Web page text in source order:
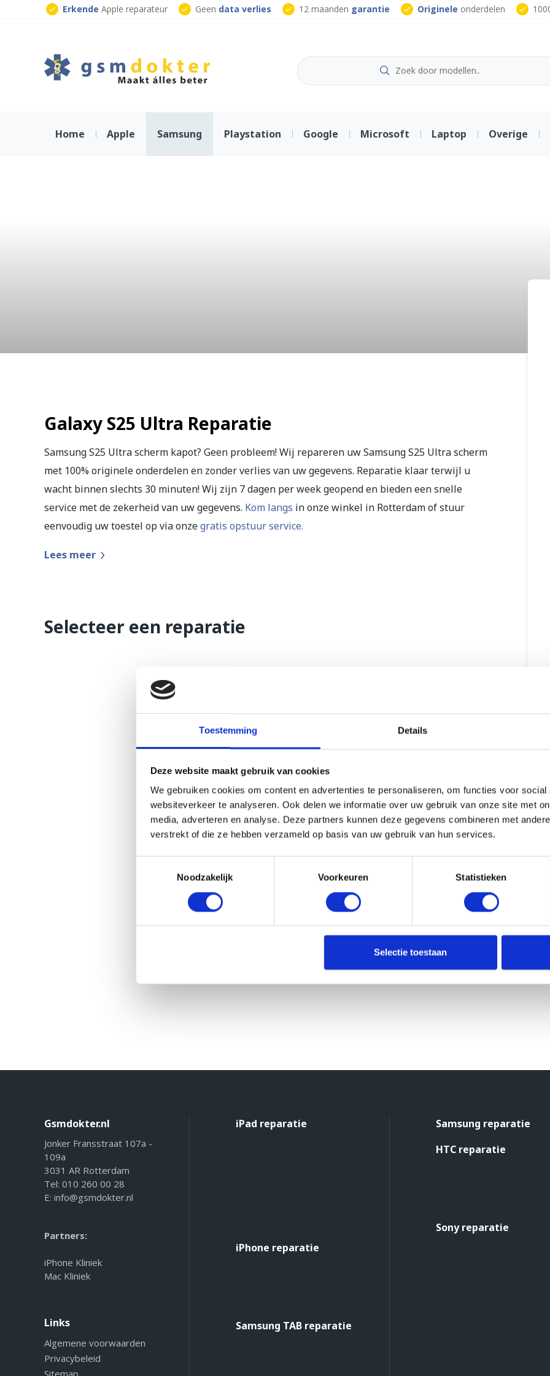
Toestemming Details
Deze website maakt gebruik van cookies
We gebruiken cookies om content en advertenties te personaliseren, om functies voor social
websiteverkeer te analyseren. Ook delen we informatie over uw gebruik van onze site met
media, adverteren en analyse. Deze partners kunnen deze gegevens combineren met
verstrekt of die ze hebben verzameld op basis van uw gebruik van hun services.
Noodzakelijk
Voorkeuren Statistieken
Selectie toestaan
Erkende Apple reparateur Geen data verlies 12 maanden garantie Originele onderdelen
Home Apple Samsung Playstation Google Microsoft Laptop Overige
Galaxy S25 Ultra Reparatie
Samsung S25 Ultra scherm kapot? Geen probleem! Wij repareren uw Samsung S25 Ultra scherm
met 100% originele onderdelen en zonder verlies van uw gegevens. Reparatie klaar terwijl u
wacht binnen slechts 30 minuten! Wij zijn 7 dagen per week geopend en bieden een snelle
service met de zekerheid van uw gegevens. Kom langs in onze winkel in Rotterdam of stuur
eenvoudig uw toestel op via onzegratis opstuur service.
Lees meer
Selecteer een reparatie
Gsmdokter.nl
Jonker Fransstraat 107a -
109a
3031 AR Rotterdam
Tel: 010 260 00 28
E: info@gsmdokter.nl
Partners:
iPhone Kliniek
Mac Kliniek
Links
Algemene voorwaarden
Privacybeleid
Sitemap
iPad reparatie
iPhone reparatie
Samsung TAB reparatie
Samsung reparatie
HTC reparatie
Sony reparatie